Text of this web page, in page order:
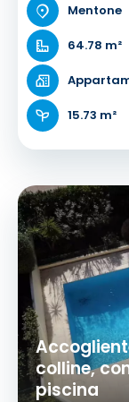
Mentone
64.78 m²
15.73 m²
colline,
piscina